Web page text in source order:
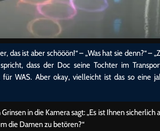
das ist aber schööön!“ – „Was hat sie denn?“ –
dass der Doc seine Tochter im
WAS. Aber okay, vielleicht ist das so eine
in die Kamera sagt: „Es ist Ihnen sicherlich
die Damen zu betören?“